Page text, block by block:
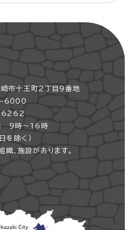
十王町2丁目9番地
6000
6262
9時～16時
を除く）
、施設があります。